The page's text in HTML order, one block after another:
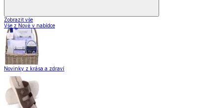
Zobrazit vše
Vše z Nově v nabídce
Novinky z krása a zdraví